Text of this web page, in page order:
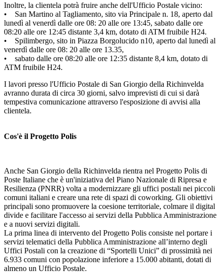
Inoltre, la clientela potrà fruire anche dell'Ufficio Postale vicino:
• San Martino al Tagliamento, sito via Principale n. 18, aperto dal
lunedì al venerdì dalle ore 08: 20 alle ore 13:45, sabato dalle ore
08:20 alle ore 12:45 distante 3,4 km, dotato di ATM fruibile H24.
• Spilimbergo, sito in Piazza Borgolucido n10, aperto dal lunedì al
venerdì dalle ore 08: 20 alle ore 13.35,
• sabato dalle ore 08:20 alle ore 12:35 distante 8,4 km, dotato di
ATM fruibile H24.
I lavori presso l'Ufficio Postale di San Giorgio della Richinvelda
avranno durata di circa 30 giorni, salvo imprevisti di cui si darà
tempestiva comunicazione attraverso l'esposizione di avvisi alla
clientela.
Cos'è il Progetto Polis
Anche San Giorgio della Richinvelda rientra nel Progetto Polis di
Poste Italiane che è un'iniziativa del Piano Nazionale di Ripresa e
Resilienza (PNRR) volta a modernizzare gli uffici postali nei piccoli
comuni italiani e creare una rete di spazi di coworking. Gli obiettivi
principali sono promuovere la coesione territoriale, colmare il digital
divide e facilitare l'accesso ai servizi della Pubblica Amministrazione
e a nuovi servizi digitali.
La prima linea di intervento del Progetto Polis consiste nel portare i
servizi telematici della Pubblica Amministrazione all’interno degli
Uffici Postali con la creazione di “Sportelli Unici” di prossimità nei
6.933 comuni con popolazione inferiore a 15.000 abitanti, dotati di
almeno un Ufficio Postale.